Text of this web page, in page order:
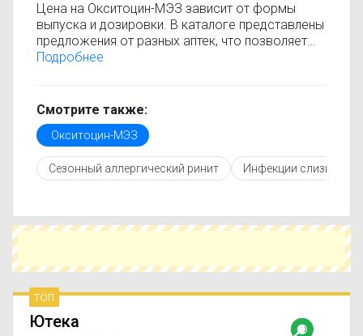
Цена на Окситоцин-МЭЗ зависит от формы
выпуска и дозировки. В каталоге представлены
предложения от разных аптек, что позволяет
быстро найти, где купить Окситоцин-МЭЗ по
только актуальные данные.
Перед покупкой рекомендуется ознакомиться с
инструкцией по применению, показаниями и
противопоказаниями. При необходимости вы
можете подобрать аналоги Окситоцин-МЭЗ с
Чтобы купить Окситоцин-МЭЗ в ближайшей
аптеке, укажите свой город и сравните
и выбрать оптимальный вариант по цене и
наличию.
Подробнее
Смотрите также:
Окситоцин-МЭЗ
Сезонный аллергический ринит Инфекции слизистых
топ
Ютека